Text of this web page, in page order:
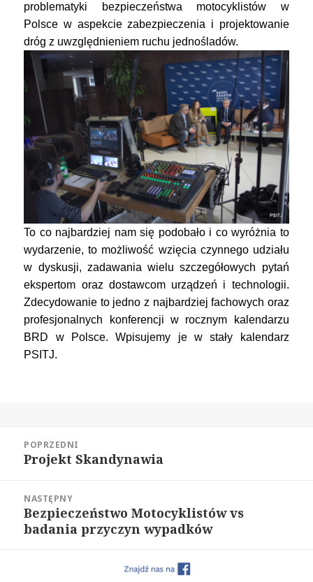
problematyki bezpieczeństwa motocyklistów w
Polsce w aspekcie zabezpieczenia i projektowanie
dróg z uwzględnieniem ruchu jednośladów.
To co najbardziej nam się podobało i co wyróżnia to
wydarzenie, to możliwość wzięcia czynnego udziału
w dyskusji, zadawania wielu szczegółowych pytań
ekspertom oraz dostawcom urządzeń i technologii.
Zdecydowanie to jedno z najbardziej fachowych oraz
profesjonalnych konferencji w rocznym kalendarzu
BRD w Polsce. Wpisujemy je w stały kalendarz
PSITJ.
wpisu
POPRZEDNI
Poprzedni
Projekt Skandynawia
NASTĘPNY
Następny
wpis:
Bezpieczeństwo Motocyklistów vs
badania przyczyn wypadków